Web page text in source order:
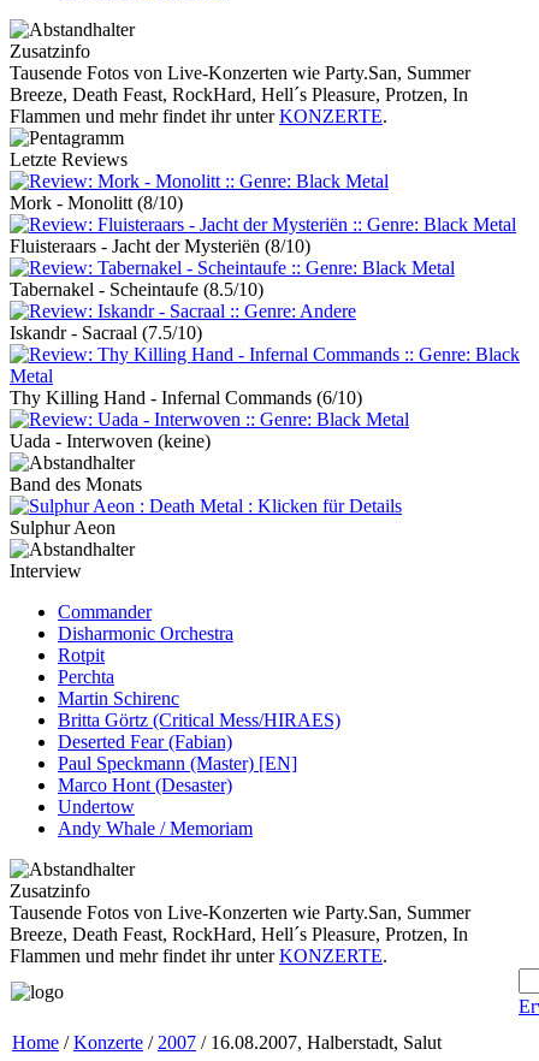
Zusatzinfo
Tausende Fotos von Live-Konzerten wie Party.San, Summer
Breeze, Death Feast, RockHard, Hell´s Pleasure, Protzen, In
Flammen und mehr findet ihr unterKONZERTE.
Letzte Reviews
Mork - Monolitt (8/10)
Fluisteraars - Jacht der Mysteriën (8/10)
Tabernakel - Scheintaufe (8.5/10)
Iskandr - Sacraal (7.5/10)
Thy Killing Hand - Infernal Commands (6/10)
Uada - Interwoven (keine)
Band des Monats
Sulphur Aeon
Interview
Commander
Disharmonic Orchestra
Rotpit
Perchta
Martin Schirenc
Britta Görtz (Critical Mess/HIRAES)
Deserted Fear (Fabian)
Paul Speckmann (Master) [EN]
Marco Hont (Desaster)
Undertow
Andy Whale / Memoriam
Zusatzinfo
Tausende Fotos von Live-Konzerten wie Party.San, Summer
Breeze, Death Feast, RockHard, Hell´s Pleasure, Protzen, In
Flammen und mehr findet ihr unterKONZERTE.
Home /Konzerte / 2007 / 16.08.2007, Halberstadt, Salut